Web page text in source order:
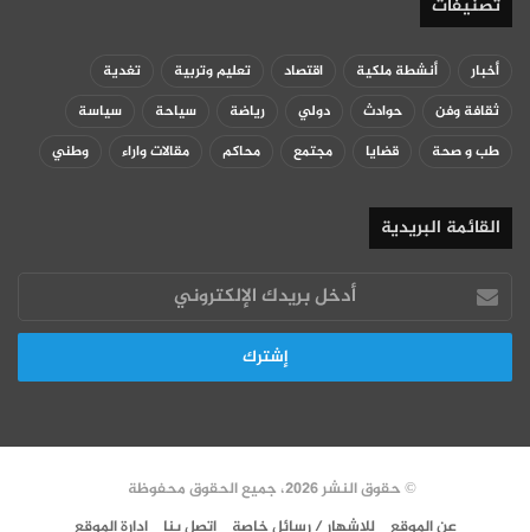
تصنيفات
أخبار أنشطة ملكية اقتصاد تعليم وتربية
تغدية
ثقافة وفن
حوادث دولي رياضة سياحة
سياسة
طب و صحة
قضايا مجتمع محاكم مقالات واراء وطني
القائمة البريدية
أدخل
بريدك
الإلكتروني
© حقوق النشر 2026، جميع الحقوق محفوظة
عن الموقع
للإشهار / رسائل خاصة اتصل بنا إدارة الموقع